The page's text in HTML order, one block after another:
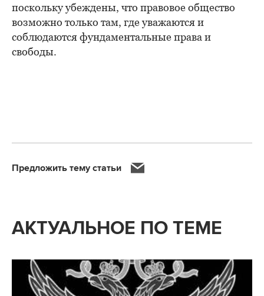
поскольку убеждены, что правовое общество
возможно только там, где уважаются и
соблюдаются фундаментальные права и
свободы.
Предложить тему статьи
АКТУАЛЬНОЕ ПО ТЕМЕ